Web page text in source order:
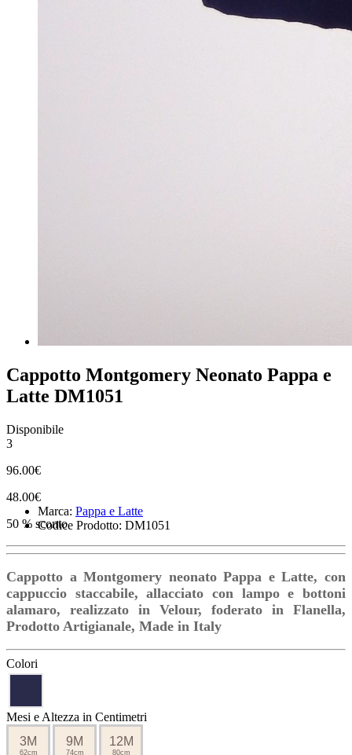
Cappotto Montgomery Neonato Pappa e
Latte DM1051
Disponibile
3
96.00€
48.00€
50 % sconto
Marca: Pappa e Latte
Codice Prodotto: DM1051
Cappotto a Montgomery neonato Pappa e Latte, con
cappuccio staccabile, allacciato con lampo e bottoni
alamaro, realizzato in Velour, foderato in Flanella,
Prodotto Artigianale, Made in Italy
Colori
Mesi e Altezza in Centimetri
3M
62cm
9M
74cm
12M
80cm